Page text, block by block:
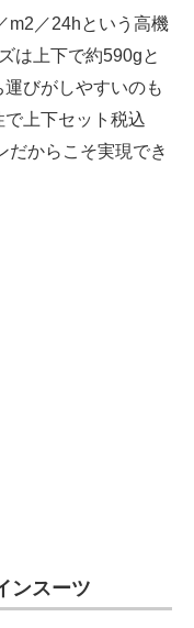
m2／24hという高機
は上下で約590gと
びがしやすいのも
上下セット税込
だからこそ実現でき
ンスーツ